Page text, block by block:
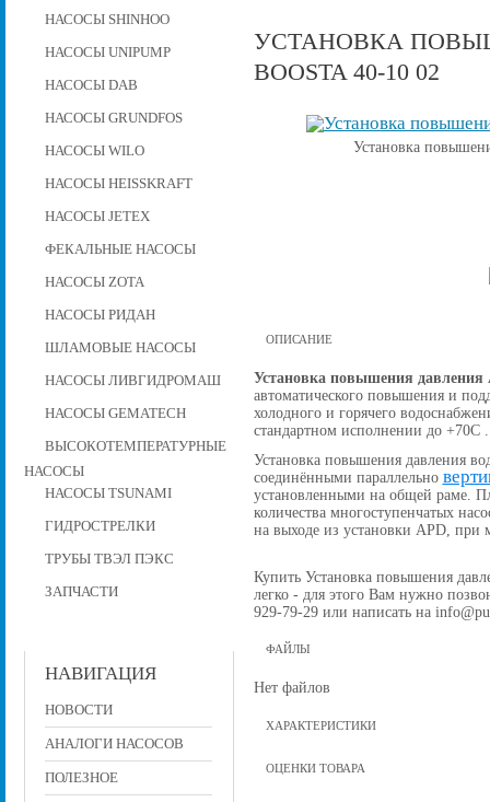
НАСОСЫ SHINHOO
НАСОСЫ UNIPUMP
НАСОСЫ DAB
НАСОСЫ GRUNDFOS
НАСОСЫ WILO
НАСОСЫ HEISSKRAFT
НАСОСЫ JETEX
ФЕКАЛЬНЫЕ НАСОСЫ
НАСОСЫ ZOTA
НАСОСЫ РИДАН
ШЛАМОВЫЕ НАСОСЫ
НАСОСЫ ЛИВГИДРОМАШ
НАСОСЫ GEMATECH
ВЫСОКОТЕМПЕРАТУРНЫЕ
НАСОСЫ
НАСОСЫ TSUNAMI
ГИДРОСТРЕЛКИ
ТРУБЫ ТВЭЛ ПЭКС
ЗАПЧАСТИ
НАВИГАЦИЯ
НОВОСТИ
АНАЛОГИ НАСОСОВ
ПОЛЕЗНОЕ
УСТАНОВКА
BOOSTA 40-10 02
Установка
ОПИСАНИЕ
Установка повышения давления
автоматического повышения и
холодного и горячего
стандартном исполнении до +70С .
Установка повышения давления
соединёнными параллельно
установленными на общей раме.
количества многоступенчатых
на выходе из установки APD,
Купить Установка повышения
легко - для этого Вам нужно
929-79-29 или написать на
ФАЙЛЫ
Нет файлов
ХАРАКТЕРИСТИКИ
ОЦЕНКИ ТОВАРА